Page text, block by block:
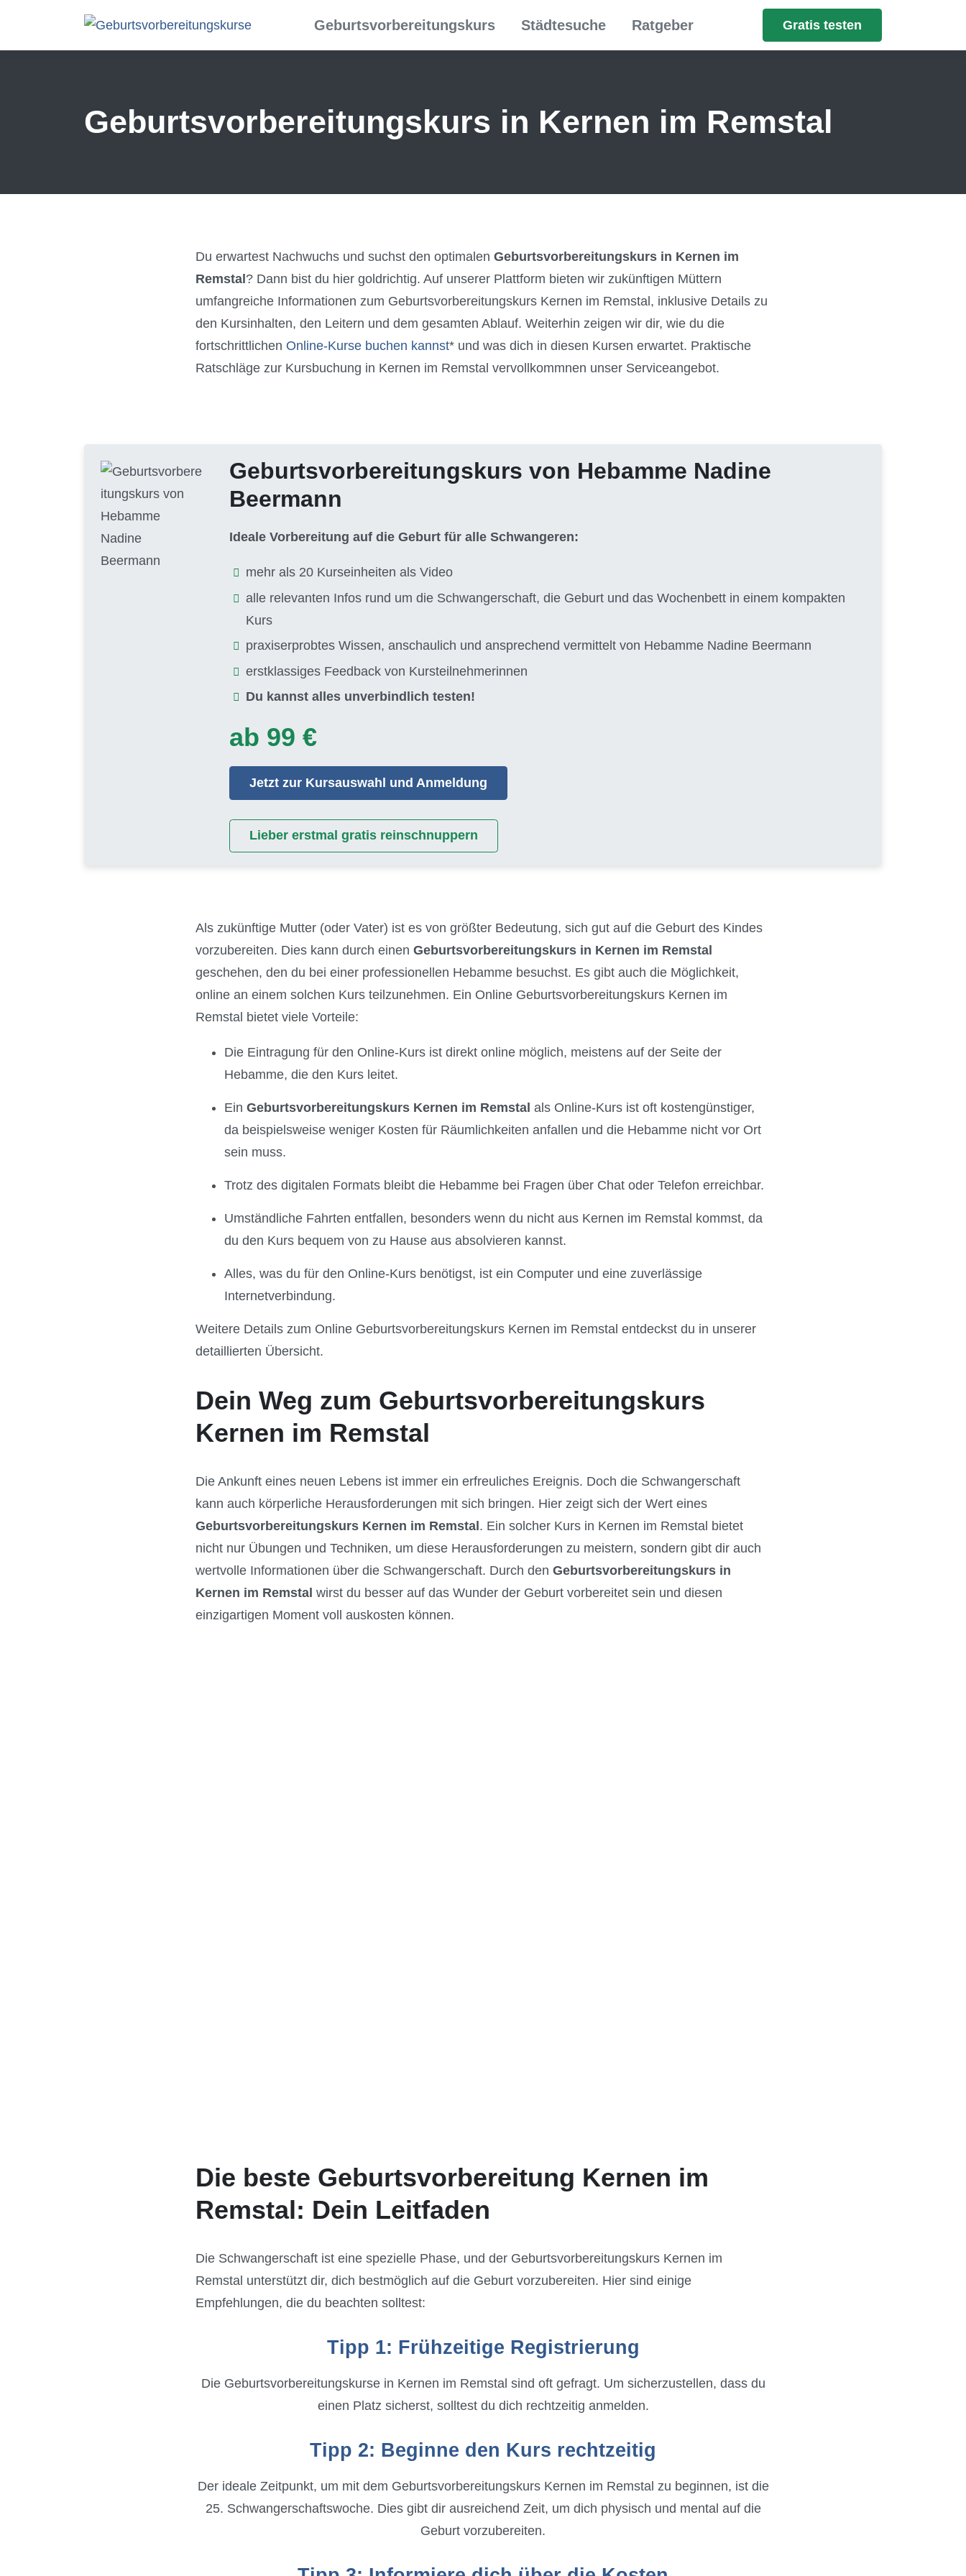
Geburtsvorbereitungskurs Städtesuche Ratgeber Gratis testen
Geburtsvorbereitungs­kurs in Kernen im Remstal
Du erwartest Nachwuchs und suchst den optimalen Geburtsvorbereitungskurs in Kernen im
Remstal ? Dann bist du hier goldrichtig. Auf unserer Plattform bieten wir zukünftigen Müttern
umfangreiche Informationen zum Geburtsvorbereitungskurs Kernen im Remstal, inklusive Details zu
den Kursinhalten, den Leitern und dem gesamten Ablauf. Weiterhin zeigen wir dir, wie du die
fortschrittlichen Online-Kurse buchen kannst* und was dich in diesen Kursen erwartet. Praktische
Ratschläge zur Kursbuchung in Kernen im Remstal vervollkommnen unser Serviceangebot.
Geburtsvorbereitungskurs von Hebamme Nadine
Beermann
Ideale Vorbereitung auf die Geburt für alle Schwangeren:
mehr als 20 Kurseinheiten als Video
alle relevanten Infos rund um die Schwangerschaft, die Geburt und das Wochenbett in einem kompakten
Kurs
praxiserprobtes Wissen, anschaulich und ansprechend vermittelt von Hebamme Nadine Beermann
erstklassiges Feedback von Kursteilnehmerinnen
Du kannst alles unverbindlich testen!
ab 99 €
Jetzt zur Kursauswahl und Anmeldung
Lieber erstmal gratis reinschnuppern
Als zukünftige Mutter (oder Vater) ist es von größter Bedeutung, sich gut auf die Geburt des Kindes
vorzubereiten. Dies kann durch einen Geburtsvorbereitungskurs in Kernen im Remstal
geschehen, den du bei einer professionellen Hebamme besuchst. Es gibt auch die Möglichkeit,
online an einem solchen Kurs teilzunehmen. Ein Online Geburtsvorbereitungskurs Kernen im
Remstal bietet viele Vorteile:
Die Eintragung für den Online-Kurs ist direkt online möglich, meistens auf der Seite der
Hebamme, die den Kurs leitet.
Ein Geburtsvorbereitungskurs Kernen im Remstal als Online-Kurs ist oft kostengünstiger,
da beispielsweise weniger Kosten für Räumlichkeiten anfallen und die Hebamme nicht vor Ort
sein muss.
Trotz des digitalen Formats bleibt die Hebamme bei Fragen über Chat oder Telefon erreichbar.
Umständliche Fahrten entfallen, besonders wenn du nicht aus Kernen im Remstal kommst, da
du den Kurs bequem von zu Hause aus absolvieren kannst.
Alles, was du für den Online-Kurs benötigst, ist ein Computer und eine zuverlässige
Internetverbindung.
Weitere Details zum Online Geburtsvorbereitungskurs Kernen im Remstal entdeckst du in unserer
detaillierten Übersicht.
Dein Weg zum Geburtsvorbereitungskurs
Kernen im Remstal
Die Ankunft eines neuen Lebens ist immer ein erfreuliches Ereignis. Doch die Schwangerschaft
kann auch körperliche Herausforderungen mit sich bringen. Hier zeigt sich der Wert eines
Geburtsvorbereitungskurs Kernen im Remstal . Ein solcher Kurs in Kernen im Remstal bietet
nicht nur Übungen und Techniken, um diese Herausforderungen zu meistern, sondern gibt dir auch
wertvolle Informationen über die Schwangerschaft. Durch den Geburtsvorbereitungskurs in
Kernen im Remstal wirst du besser auf das Wunder der Geburt vorbereitet sein und diesen
einzigartigen Moment voll auskosten können.
Die beste Geburtsvorbereitung Kernen im
Remstal: Dein Leitfaden
Die Schwangerschaft ist eine spezielle Phase, und der Geburtsvorbereitungskurs Kernen im
Remstal unterstützt dir, dich bestmöglich auf die Geburt vorzubereiten. Hier sind einige
Empfehlungen, die du beachten solltest:
Tipp 1: Frühzeitige Registrierung
Die Geburtsvorbereitungskurse in Kernen im Remstal sind oft gefragt. Um sicherzustellen, dass du
einen Platz sicherst, solltest du dich rechtzeitig anmelden.
Tipp 2: Beginne den Kurs rechtzeitig
Der ideale Zeitpunkt, um mit dem Geburtsvorbereitungskurs Kernen im Remstal zu beginnen, ist die
25. Schwangerschaftswoche. Dies gibt dir ausreichend Zeit, um dich physisch und mental auf die
Geburt vorzubereiten.